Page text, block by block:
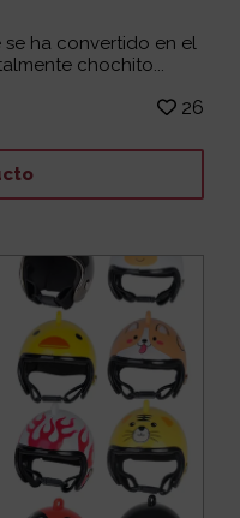
se ha convertido en el
chochito...
26